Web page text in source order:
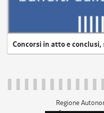
Concorsi in atto e
Regione